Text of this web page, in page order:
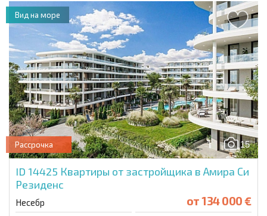
15
Рассрочка
ID 14425 Квартиры от застройщика в Амира Си
Резиденс
Несебр от134 000 €
Вид на море